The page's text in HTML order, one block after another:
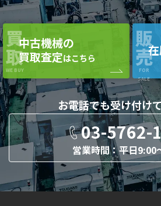
買
取
WE BUY
中古機械の
買取査定はこちら
販
売
FOR
SALE
お電話でも受け付け
03-5762-
営業時間：平日9:00